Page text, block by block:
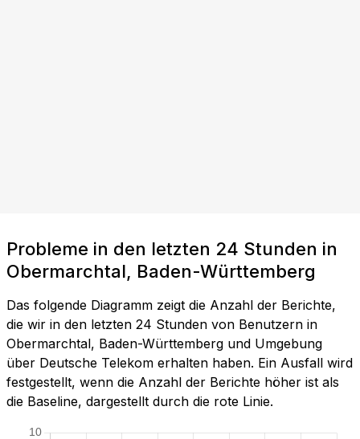
Probleme in den letzten 24 Stunden in
Obermarchtal, Baden-Württemberg
Das folgende Diagramm zeigt die Anzahl der Berichte,
die wir in den letzten 24 Stunden von Benutzern in
Obermarchtal, Baden-Württemberg und Umgebung
über Deutsche Telekom erhalten haben. Ein Ausfall wird
festgestellt, wenn die Anzahl der Berichte höher ist als
die Baseline, dargestellt durch die rote Linie.